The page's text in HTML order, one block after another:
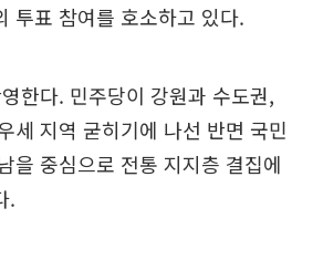
투표 참여를 호소하고 있다.
한다. 민주당이 강원과 수도권,
세 지역 굳히기에 나선 반면 국민
을 중심으로 전통 지지층 결집에
.